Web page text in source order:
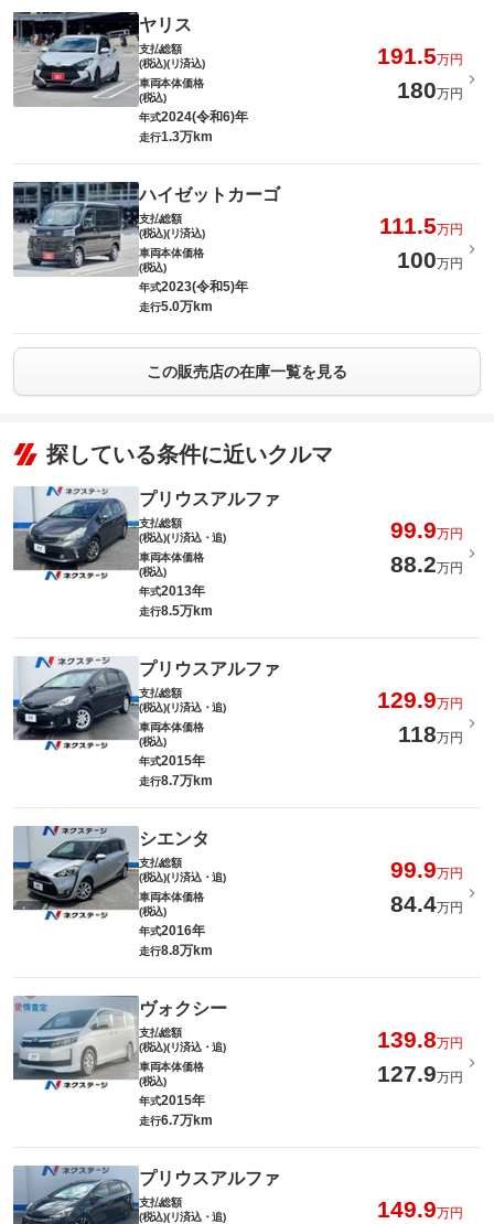
ヤリス
支払総額
(税込)(リ済込)
191.5万円
車両本体価格
(税込)
180万円
年式2024(令和6)年
走行1.3万km
ハイゼットカーゴ
支払総額
(税込)(リ済込)
111.5万円
車両本体価格
(税込)
100万円
年式2023(令和5)年
走行5.0万km
この販売店の在庫一覧を見る
探している条件に近いクルマ
プリウスアルファ
支払総額
(税込)(リ済込・追)
99.9万円
車両本体価格
(税込)
88.2万円
年式2013年
走行8.5万km
プリウスアルファ
支払総額
(税込)(リ済込・追)
129.9万円
車両本体価格
(税込)
118万円
年式2015年
走行8.7万km
シエンタ
支払総額
(税込)(リ済込・追)
99.9万円
車両本体価格
(税込)
84.4万円
年式2016年
走行8.8万km
ヴォクシー
支払総額
(税込)(リ済込・追)
139.8万円
車両本体価格
(税込)
127.9万円
年式2015年
走行6.7万km
プリウスアルファ
支払総額
(税込)(リ済込・追)
149.9万円